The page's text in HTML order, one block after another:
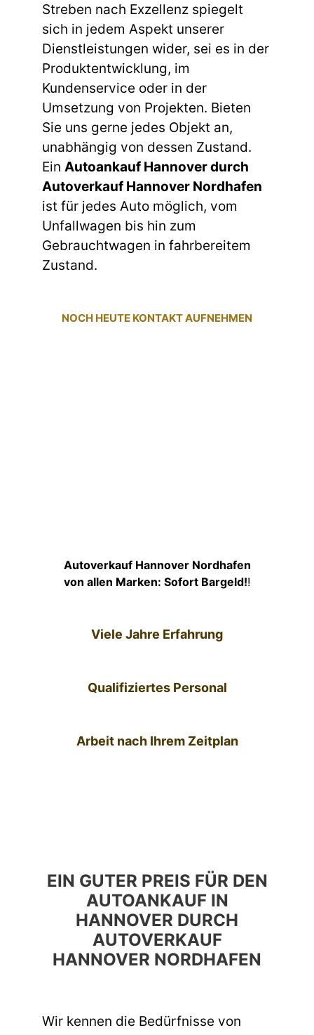
Streben nach Exzellenz spiegelt
sich in jedem Aspekt unserer
Dienstleistungen wider, sei es in der
Produktentwicklung, im
Kundenservice oder in der
Umsetzung von Projekten. Bieten
Sie uns gerne jedes Objekt an,
unabhängig von dessen Zustand.
Ein Autoankauf Hannover durch
Autoverkauf Hannover Nordhafen
ist für jedes Auto möglich, vom
Unfallwagen bis hin zum
Gebrauchtwagen in fahrbereitem
Zustand.
NOCH HEUTE KONTAKT AUFNEHMEN
Autoverkauf Hannover Nordhafen
von allen Marken: Sofort Bargeld!!
Viele Jahre Erfahrung
Qualifiziertes Personal
Arbeit nach Ihrem Zeitplan
EIN GUTER PREIS FÜR DEN
AUTOANKAUF IN
HANNOVER DURCH
AUTOVERKAUF
HANNOVER NORDHAFEN
Wir kennen die Bedürfnisse von